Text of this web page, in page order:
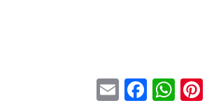
Email